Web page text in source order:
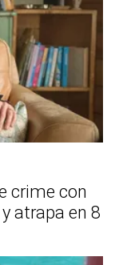
crime con
atrapa en 8